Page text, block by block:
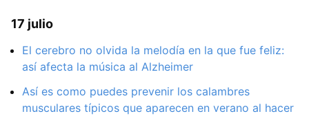
17 julio
El cerebro no olvida la melodía en la que fue feliz:
así afecta la música al Alzheimer
Así es como puedes prevenir los calambres
musculares típicos que aparecen en verano al hacer